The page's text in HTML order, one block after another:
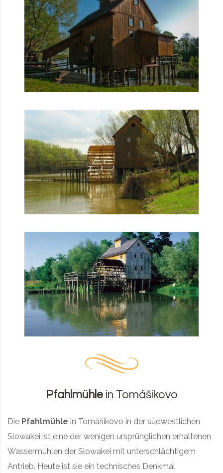
Pfahlmühlein Tomášikovo
Die Pfahlmühle in Tomášikovo in der südwestlichen
Slowakei ist eine der wenigen ursprünglichen erhaltenen
Wassermühlen der Slowakei mit unterschlächtigem
Antrieb. Heute ist sie ein technisches Denkmal